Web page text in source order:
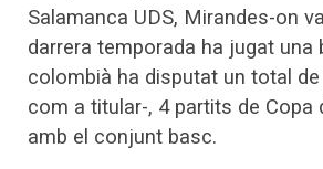
Salamanca UDS, Mirandes-on
darrera temporada ha jugat
colombià ha disputat un total
com a titular-, 4 partits de Copa
amb el conjunt basc.